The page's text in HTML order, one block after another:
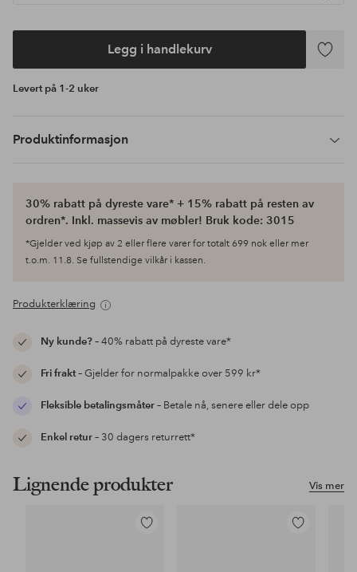
Legg i handlekurv
Legg
Levert på 1-2 uker
Produktinformasjon
30% rabatt på dyreste vare* + 15% rabatt på resten av
ordren*. Inkl. massevis av møbler! Bruk kode: 3015
*Gjelder ved kjøp av 2 eller flere varer for totalt 699 nok eller mer
t.o.m. 11.8. Se fullstendige vilkår i kassen.
Produkterklæring
Ny kunde?– 40% rabatt på dyreste vare*
Fri frakt– Gjelder for normalpakke over 599 kr*
Fleksible betalingsmåter– Betale nå, senere eller dele opp
Enkel retur– 30 dagers returrett*
Vis mer
Lignende produkter
Legg
Legg